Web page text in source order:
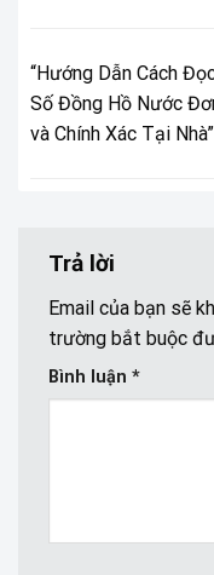
“Hướng Dẫn Cách
Số Đồng Hồ Nước
và Chính Xác Tại Nhà”
Trả lời
Email của bạn sẽ
trường bắt buộc
Bình luận *